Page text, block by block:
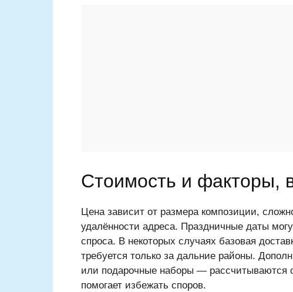
Стоимость и факторы,
Цена зависит от размера композиции,
удалённости адреса. Праздничные даты
спроса. В некоторых случаях базовая
требуется только за дальние районы.
или подарочные наборы — рассчитываются
помогает избежать споров.